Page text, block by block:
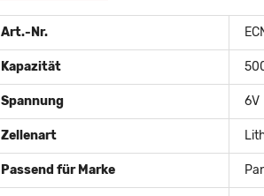
Art.-Nr.
Kapazität
Spannung 6V
Zellenart
Passend für Marke